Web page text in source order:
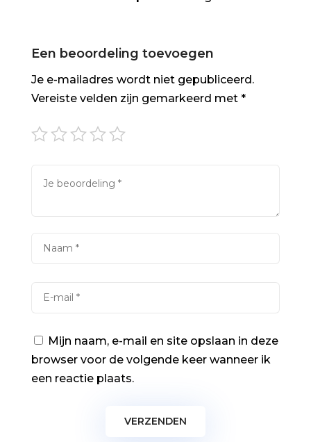
Een beoordeling toevoegen
Je e-mailadres wordt niet gepubliceerd.
Vereiste velden zijn gemarkeerd met *
Mijn naam, e-mail en site opslaan in deze
browser voor de volgende keer wanneer ik
een reactie plaats.